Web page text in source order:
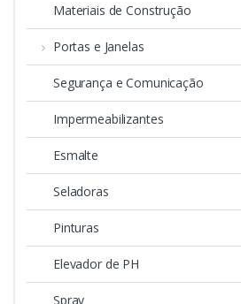
Materiais de Construção
Portas e Janelas
Segurança e Comunicação
Impermeabilizantes
Esmalte
Seladoras
Pinturas
Elevador de PH
Spray